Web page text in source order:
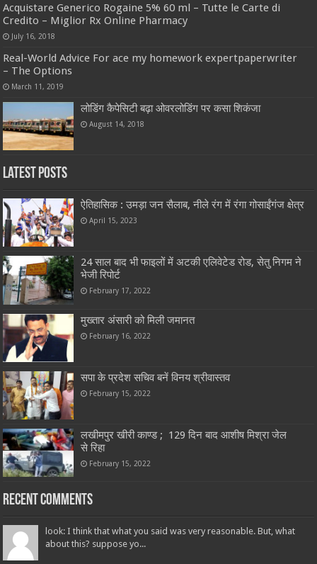
Acquistare Generico Rogaine 5% 60 ml – Tutte le Carte di
Credito – Miglior Rx Online Pharmacy
July 16, 2018
Real-World Advice For ace my homework expertpaperwriter
– The Options
March 11, 2019
लोडिंग कैपेसिटी बढ़ा ओवरलोडिंग पर कसा शिकंजा
August 14, 2018
Latest Posts
ऐतिहासिक : उमड़ा जन सैलाब, नीले रंग में रंगा गोसाईंगंज क्षेत्र
April 15, 2023
24 साल बाद भी फाइलों में अटकी एलिवेटेड रोड, सेतु निगम ने
भेजी रिपोर्ट
February 17, 2022
मुख्तार अंसारी को मिली जमानत
February 16, 2022
सपा के प्रदेश सचिव बनें विनय श्रीवास्तव
February 15, 2022
लखीमपुर खीरी काण्ड ; 129 दिन बाद आशीष मिश्रा जेल
से रिहा
February 15, 2022
Recent Comments
look: I think that what you said was very reasonable. But, what
about this? suppose yo...